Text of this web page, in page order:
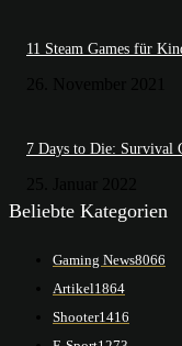
11 Steam Games für
7 Days to Die: Survival
Beliebte Kategorien
Gaming News8066
Artikel1864
Shooter1416